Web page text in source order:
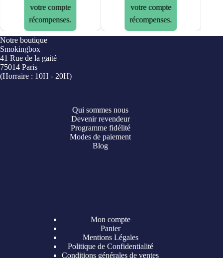
votre compte
récompenses.
votre compte
récompenses.
Notre boutique
Smokingbox
41 Rue de la gaité
75014 Paris
(Horraire : 10H - 20H)
Qui sommes nous
Devenir revendeur
Programme fidélité
Modes de paiement
Blog
Mon compte
Panier
Mentions Légales
Politique de Confidentialité
Conditions générales de ventes